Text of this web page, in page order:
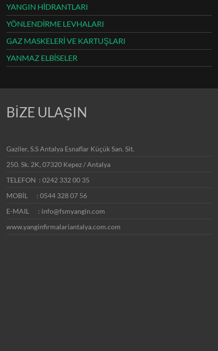
YANGIN HİDRANTLARI
YÖNLENDİRME LEVHALARI
GAZ MASKELERİ VE KARTUŞLARI
YANMAZ ELBİSELER
BİZE ULAŞIN
Gaziler, S.S Antalya Esnaflar Küçük San. Sit.
250. Sk. 2K, 07320 Kepez / Antalya
TELEFON : 0242 332 00 35
MOBİL : 0544 328 07 56
E-MAIL : info@fsmyangin.com
www.yanginfirmalariantalya.com.com